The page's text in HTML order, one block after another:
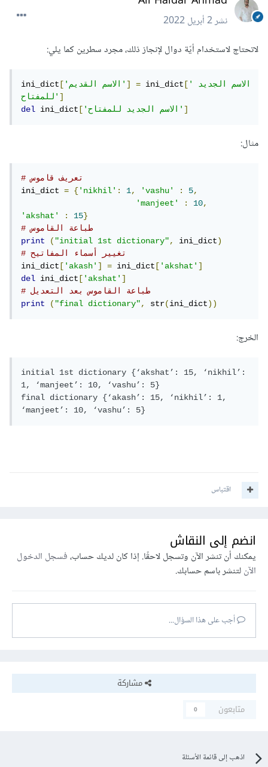
نشر2 أبريل 2022
لاتحتاج لاستخدام أيّة دوال لإنجاز ذلك، مجرد سطرين كما يلي:
ini_dict [ 'الاسم القديم'] = ini_dict ['الاسم الجديد
للمفتاح']
del ini_dict [ 'الاسم الجديد للمفتاح']
مثال:
# تعريف قاموس
ini_dict = {'nikhil': 1, 'vashu' : 5,
'manjeet'
: 10,
'akshat'
: 15}
# طباعة القاموس
print
("initial 1st dictionary", ini_dict)
# تغيير أسماء المفاتيح
ini_dict ['akash'] = ini_dict ['akshat']
del ini_dict ['akshat']
# طباعة القاموس بعد التعديل
print
("final dictionary", str(ini_dict))
الخرج:
initial 1st dictionary {‘akshat’: 15, ‘nikhil’:
1, ‘manjeet’: 10, ‘vashu’: 5}
final dictionary {‘akash’: 15, ‘nikhil’: 1,
‘manjeet’: 10, ‘vashu’: 5}
اقتباس
انضم إلى النقاش
يمكنك أن تنشر الآن وتسجل لاحقًا. إذا كان لديك حساب،فسجل الدخول
الآنلتنشر باسم حسابك.
أجب على هذا السؤال...
مشاركة
متابعون
0
اذهب إلى قائمة الأسئلة